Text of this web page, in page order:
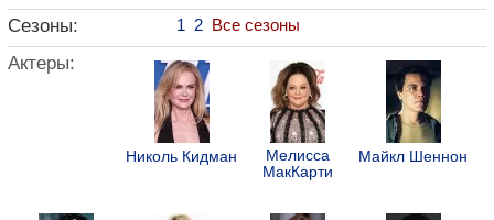
Сезоны: 1 2 Все сезоны
Актеры:
Николь Кидман
Мелисса
МакКарти
Майкл Шеннон